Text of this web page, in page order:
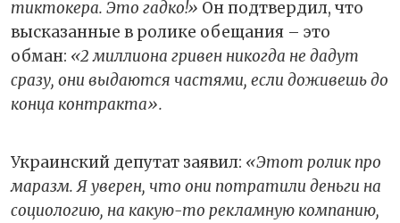
тиктокера. Это гадко!» Он подтвердил, что
высказанные в ролике обещания – это
обман: «2 миллиона гривен никогда не дадут
сразу, они выдаются частями, если доживешь до
конца контракта».
Украинский депутат заявил: «Этот ролик про
маразм. Я уверен, что они потратили деньги на
социологию, на какую-то рекламную компанию,